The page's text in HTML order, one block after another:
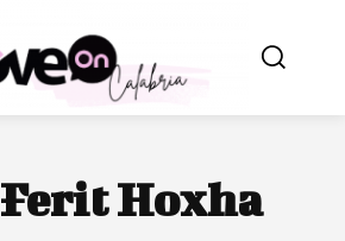
Ferit Hoxha